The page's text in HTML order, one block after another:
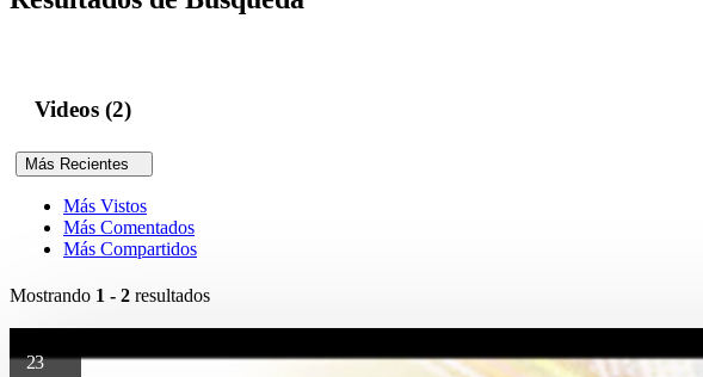
Videos (2)
Más Recientes
Más Vistos
Más Comentados
Más Compartidos
Mostrando 1 - 2 resultados
23